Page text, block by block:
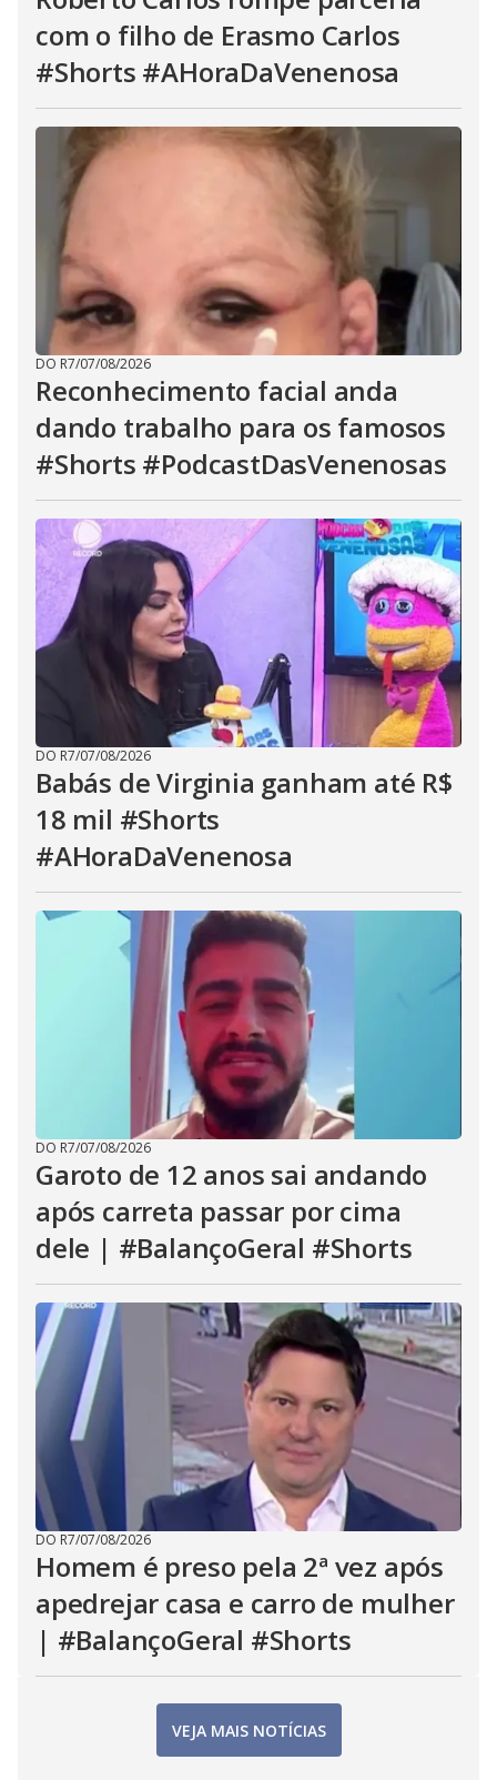
com o filho de Erasmo Carlos
#Shorts #AHoraDaVenenosa
DO R7/07/08/2026
Reconhecimento facial anda
dando trabalho para os famosos
#Shorts #PodcastDasVenenosas
DO R7/07/08/2026
Babás de Virginia ganham até R$
18 mil #Shorts
#AHoraDaVenenosa
DO R7/07/08/2026
Garoto de 12 anos sai andando
após carreta passar por cima
dele | #BalançoGeral #Shorts
DO R7/07/08/2026
Homem é preso pela 2ª vez após
apedrejar casa e carro de mulher
| #BalançoGeral #Shorts
VEJA MAIS NOTÍCIAS